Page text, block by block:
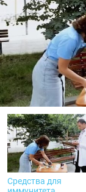
Средства для